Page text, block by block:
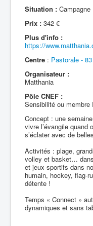
Situation : Campagne
Prix : 342 €
Plus d'info :
https://
Centre : Pastorale - 83
Organisateur :
Matthania
Pôle CNEF :
Sensibilité ou membre
Concept : une
vivre l’évangile quand
s’éclater avec de
Activités : plage,
volley et basket…
et jeux sportifs dans
humain, hockey, flag-
détente !
Temps « Connect »
dynamiques et sans